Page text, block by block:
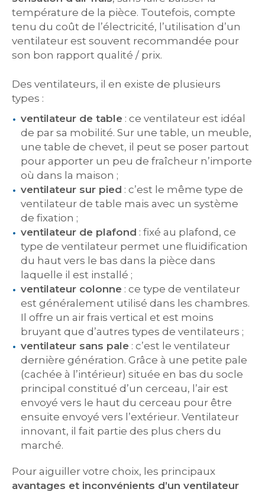
température de la pièce. Toutefois, compte
tenu du coût de l’électricité, l’utilisation d’un
ventilateur est souvent recommandée pour
son bon rapport qualité / prix.
Des ventilateurs, il en existe de plusieurs
types :
ventilateur de table : ce ventilateur est idéal
de par sa mobilité. Sur une table, un meuble,
une table de chevet, il peut se poser partout
pour apporter un peu de fraîcheur n’importe
où dans la maison ;
ventilateur sur pied : c’est le même type de
ventilateur de table mais avec un système
de fixation ;
ventilateur de plafond : fixé au plafond, ce
type de ventilateur permet une fluidification
du haut vers le bas dans la pièce dans
laquelle il est installé ;
ventilateur colonne : ce type de ventilateur
est généralement utilisé dans les chambres.
Il offre un air frais vertical et est moins
bruyant que d’autres types de ventilateurs ;
ventilateur sans pale : c’est le ventilateur
dernière génération. Grâce à une petite pale
(cachée à l’intérieur) située en bas du socle
principal constitué d’un cerceau, l’air est
envoyé vers le haut du cerceau pour être
ensuite envoyé vers l’extérieur. Ventilateur
innovant, il fait partie des plus chers du
marché.
Pour aiguiller votre choix, les principaux
avantages et inconvénients d’un ventilateur